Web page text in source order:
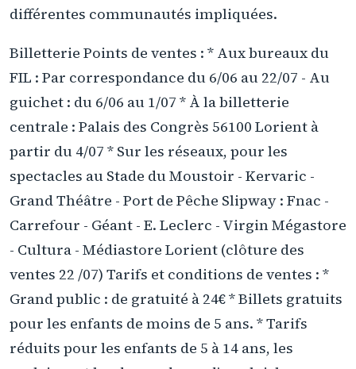
différentes communautés impliquées.
Billetterie Points de ventes : * Aux bureaux du
FIL : Par correspondance du 6/06 au 22/07 - Au
guichet : du 6/06 au 1/07 * À la billetterie
centrale : Palais des Congrès 56100 Lorient à
partir du 4/07 * Sur les réseaux, pour les
spectacles au Stade du Moustoir - Kervaric -
Grand Théâtre - Port de Pêche Slipway : Fnac -
Carrefour - Géant - E. Leclerc - Virgin Mégastore
- Cultura - Médiastore Lorient (clôture des
ventes 22 /07) Tarifs et conditions de ventes : *
Grand public : de gratuité à 24€ * Billets gratuits
pour les enfants de moins de 5 ans. * Tarifs
réduits pour les enfants de 5 à 14 ans, les